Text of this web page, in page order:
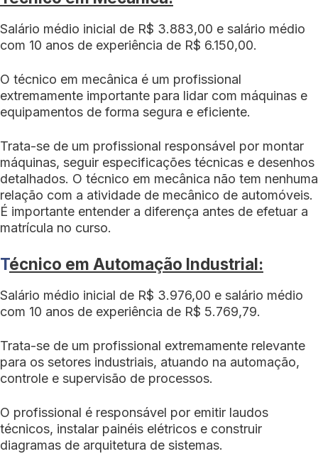
Salário médio inicial de R$ 3.883,00 e salário médio
com 10 anos de experiência de R$ 6.150,00.
O técnico em mecânica é um profissional
extremamente importante para lidar com máquinas e
equipamentos de forma segura e eficiente.
Trata-se de um profissional responsável por montar
máquinas, seguir especificações técnicas e desenhos
detalhados. O técnico em mecânica não tem nenhuma
relação com a atividade de mecânico de automóveis.
É importante entender a diferença antes de efetuar a
matrícula no curso.
Técnico em Automação Industrial:
Salário médio inicial de R$ 3.976,00 e salário médio
com 10 anos de experiência de R$ 5.769,79.
Trata-se de um profissional extremamente relevante
para os setores industriais, atuando na automação,
controle e supervisão de processos.
O profissional é responsável por emitir laudos
técnicos, instalar painéis elétricos e construir
diagramas de arquitetura de sistemas.